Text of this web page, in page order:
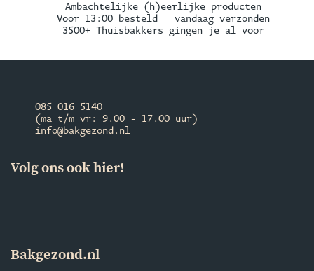
Ambachtelijke (h)eerlijke producten
Voor 13:00 besteld = vandaag verzonden
3500+ Thuisbakkers gingen je al voor
085 016 5140
(ma t/m vr: 9.00 - 17.00 uur)
info@bakgezond.nl
Volg ons ook hier!
Bakgezond.nl